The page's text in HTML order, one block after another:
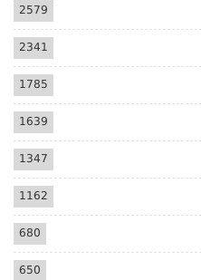
2579
2341
1785
1639
1347
1162
680
650